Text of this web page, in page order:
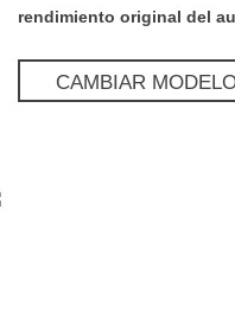
rendimiento original del
CAMBIAR